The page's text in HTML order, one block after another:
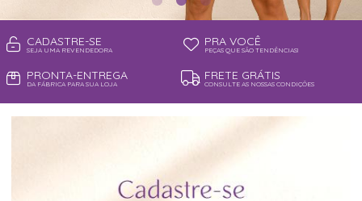
CADASTRE-SE
SEJA UMA REVENDEDORA
PRA VOCÊ
PEÇAS QUE SÃO TENDÊNCIAS!
PRONTA-ENTREGA
DA FÁBRICA PARA SUA LOJA
FRETE GRÁTIS
CONSULTE AS NOSSAS CONDIÇÕES